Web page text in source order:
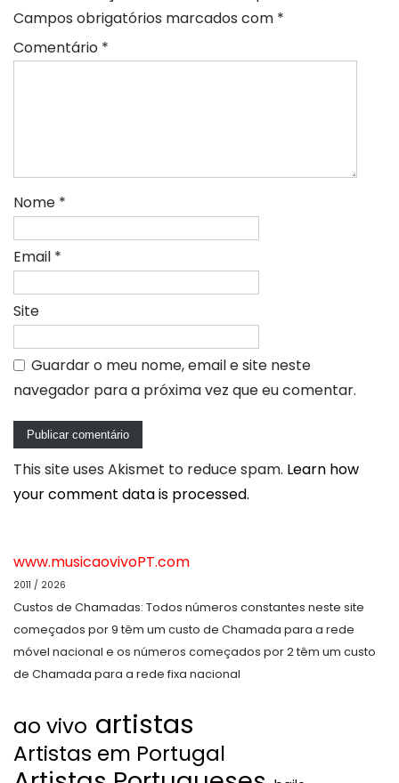
Campos obrigatórios marcados com *
Comentário *
Nome *
Email *
Site
Guardar o meu nome, email e site neste
navegador para a próxima vez que eu comentar.
This site uses Akismet to reduce spam. Learn how
your comment data is processed.
www.musicaovivoPT.com
2011 / 2026
Custos de Chamadas: Todos números constantes neste site
começados por 9 têm um custo de Chamada para a rede
móvel nacional e os números começados por 2 têm um custo
de Chamada para a rede fixa nacional
ao vivo artistas
Artistas em Portugal